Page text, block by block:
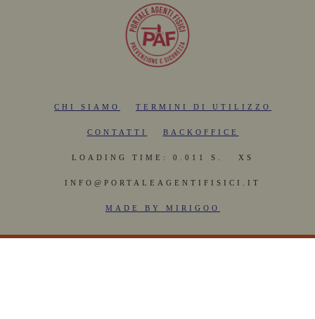
CHI SIAMO TERMINI DI UTILIZZO
CONTATTI BACKOFFICE
LOADING TIME: 0.011 S. XS
INFO@PORTALEAGENTIFISICI.IT
MADE BY MIRIGOO